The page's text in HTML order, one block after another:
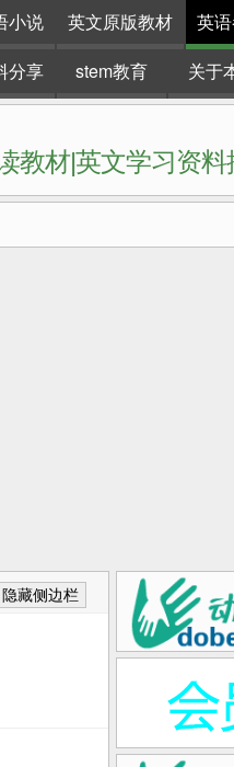
小说 英文原版教材 英
分享 stem教育 关于
教材|英文学习资料
隐藏侧边栏